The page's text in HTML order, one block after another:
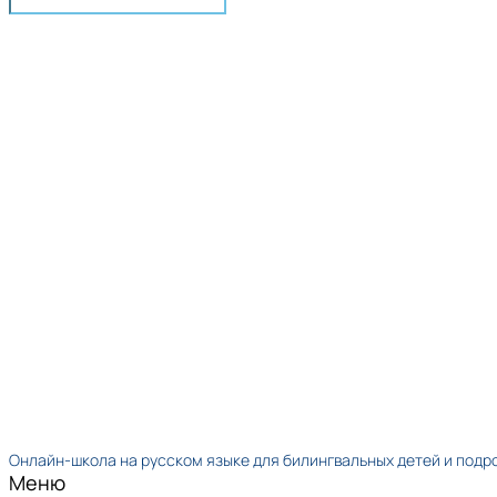
Онлайн-школа на русском языке для билингвальных детей и
Меню